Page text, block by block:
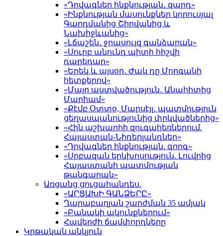
«Դրվագներ ինքնության․ զարդ»
«Ինքնության մասունքներ կորուսյալ
Գարդմանից Շիրվանից և
Նախիջևանից»
«Լճաշեն․ ջրասույզ գանձարան»
«Սուրբ անունդ պիտի հիշվի
դարեդար»
«Երեկ և այսօր․ Ժակ դը Մորգանի
հետքերով»
«Մայր աստվածություն․ Անահիտից
Մարիամ»
«Քէմբ Օտտօ, Մարսէյլ․ պատմություն
ցեղասպանությունից փրկվածներից»
«Հին աշխարհի զուգահեռներում.
Հայաստան-Նիդերլանդներ»
«Դրվագներ ինքնության. գորգ»
«Սրբազան երկխոսություն. Լուվրից
Հայաստանի պատմության
թանգարան»
Առցանց ցուցահանդես.
«ԱՐՑԱԽԻ ԳԱՆՁԵՐԸ»
Ղարաբաղյան շարժման 35 ամյակ
«Բանակի ակունքներում»
Հավերժի ճամփորդները
Կրթական անկյուն